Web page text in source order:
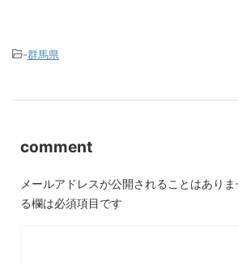
-群馬県
comment
メールアドレスが公開されることはありま
る欄は必須項目です